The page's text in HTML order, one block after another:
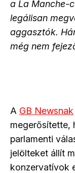
a La Manche-
legálisan
aggasztók.
még nem
A GB Newsnak
megerősítette,
parlamenti
jelölteket állít
konzervatívok